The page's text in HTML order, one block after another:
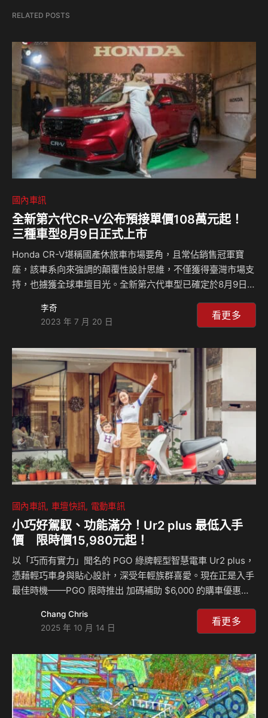
RELATED POSTS
國內車訊
全新第六代CR-V公布預接單價108萬元起！
三種車型8月9日正式上市
Honda CR-V堪稱國產休旅車市場要角，且常佔銷售冠軍寶
座，該車系向來強調的顛覆性設計思維，不僅獲得臺灣市場支
持，也擄獲全球車壇目光。全新第六代車型已確定於8月9日即
為訴求，主打「完備安全科技」、「優雅質感座艙」、「跨級
距百變空間」、「強悍動力性能」四大優勢，期望8月上市便
與預接單售價，其中「VTi-S」入門款為108萬元、「S」中階
款為118萬元，而「Prestige」頂級款則為128萬元，價格設
定與市場直指對手－Toyota RAV4的101萬元至128萬元多有
重疊…
李奇
2023 年 7 月 20 日
看更多
國內車訊 車壇快訊 電動車訊
小巧好駕馭、功能滿分！Ur2 plus 最低入手
價 限時價15,980元起！
以「巧而有實力」聞名的 PGO 綠牌輕型智慧電車 Ur2 plus，
憑藉輕巧車身與貼心設計，深受年輕族群喜愛。現在正是入手
最佳時機——PGO 限時推出 加碼補助 $6,000 的購車優惠，
$15,980 起，輕鬆騎回家，快樂無比！ “You are too much”
—Ur2 plus 帶給你的，比你想像的更多。座高 730mm、車重
Class-C 直射式 LED 魚眼頭燈，搭配微笑造型 LED 尾燈組，
夜間照明更安心。車殼採用環保材質打造，圓潤外型可愛防
刮，街道穿梭與停車都更安心。 在實…
Chang Chris
2025 年 10 月 14 日
看更多